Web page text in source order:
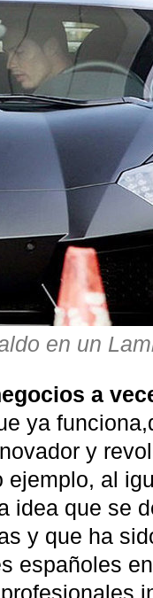
en un
a
ya
y
ejemplo, al
idea que se
y que ha
españoles